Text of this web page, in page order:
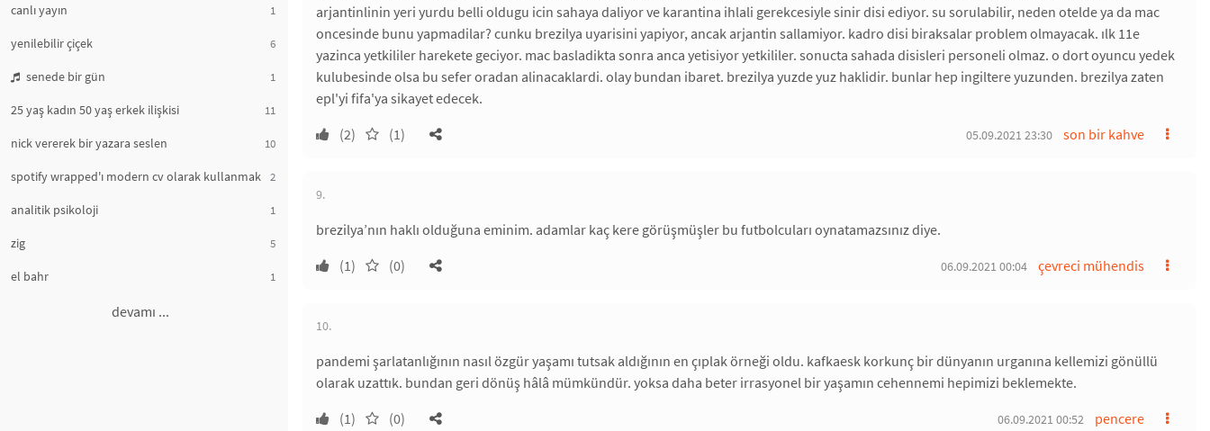
canlı yayın 1
yenilebilir çiçek 6
senede bir gün 1
25 yaş kadın 50 yaş erkek ilişkisi 11
nick vererek bir yazara seslen 10
spotify wrapped'ı modern cv olarak kullanmak 2
analitik psikoloji 1
zig 5
el bahr 1
devamı ...
arjantinlinin yeri yurdu belli oldugu icin sahaya daliyor ve karantina ihlali gerekcesiyle sinir disi ediyor. su sorulabilir, neden otelde ya da mac
oncesinde bunu yapmadilar? cunku brezilya uyarisini yapiyor, ancak arjantin sallamiyor. kadro disi biraksalar problem olmayacak. ılk 11e
yazinca yetkililer harekete geciyor. mac basladikta sonra anca yetisiyor yetkililer. sonucta sahada disisleri personeli olmaz. o dort oyuncu yedek
kulubesinde olsa bu sefer oradan alinacaklardi. olay bundan ibaret. brezilya yuzde yuz haklidir. bunlar hep ingiltere yuzunden. brezilya zaten
epl'yi fifa'ya sikayet edecek.
(2)
(1) son bir kahve
05.09.2021 23:30
9.
brezilya’nın haklı olduğuna eminim. adamlar kaç kere görüşmüşler bu futbolcuları oynatamazsınız diye.
(1)
(0) çevreci mühendis
06.09.2021 00:04
10.
pandemi şarlatanlığının nasıl özgür yaşamı tutsak aldığının en çıplak örneği oldu. kafkaesk korkunç bir dünyanın urganına kellemizi gönüllü
olarak uzattık. bundan geri dönüş hâlâ mümkündür. yoksa daha beter irrasyonel bir yaşamın cehennemi hepimizi beklemekte.
(1)
(0) pencere
06.09.2021 00:52